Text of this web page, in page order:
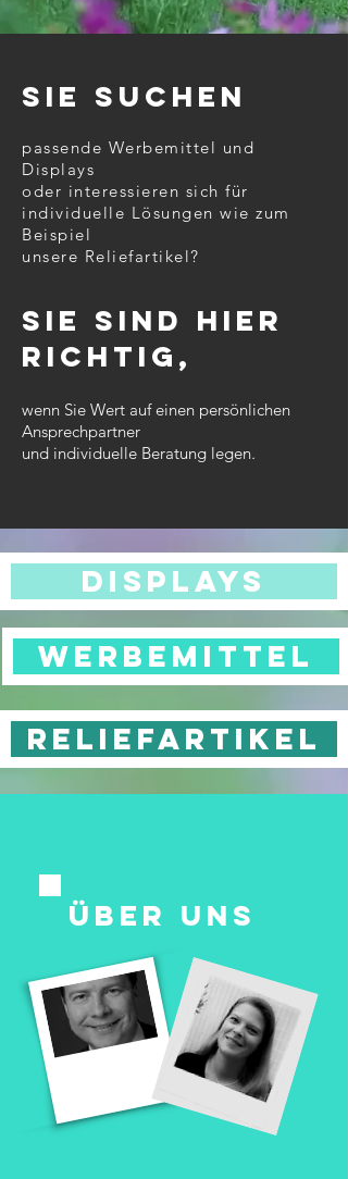
SIE SUCHEN
passende Werbemittel und
Displays
oder interessieren sich für
individuelle Lösungen wie zum
Beispiel
unsere Reliefartikel?
Sie sind hier
richtig,
wenn Sie Wert auf einen persönlichen
Ansprechpartner
und individuelle Beratung legen.
DISPLAYS
Werbemittel
RELIEFARTIKEL
ÜBER UNS